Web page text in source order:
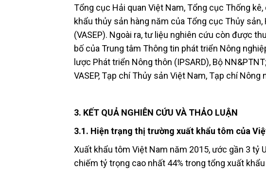
Tổng cục Hải quan Việt Nam, Tổng cục Thống
khẩu thủy sản hàng năm của Tổng cục Thủy
(VASEP). Ngoài ra, tư liệu nghiên cứu còn được
bố của Trung tâm Thông tin phát triển Nông
lược Phát triển Nông thôn (IPSARD), Bộ
VASEP, Tạp chí Thủy sản Việt Nam, Tạp chí
3. KẾT QUẢ NGHIÊN CỨU VÀ THẢO LUẬN
3.1. Hiện trạng thị trường xuất khẩu tôm của
Xuất khẩu tôm Việt Nam năm 2015, ước gần 3 tỷ
chiếm tỷ trọng cao nhất 44% trong tổng xuất